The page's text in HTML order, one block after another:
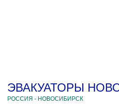
ЭВАКУАТОРЫ
РОССИЯ - НОВОСИБИРСК